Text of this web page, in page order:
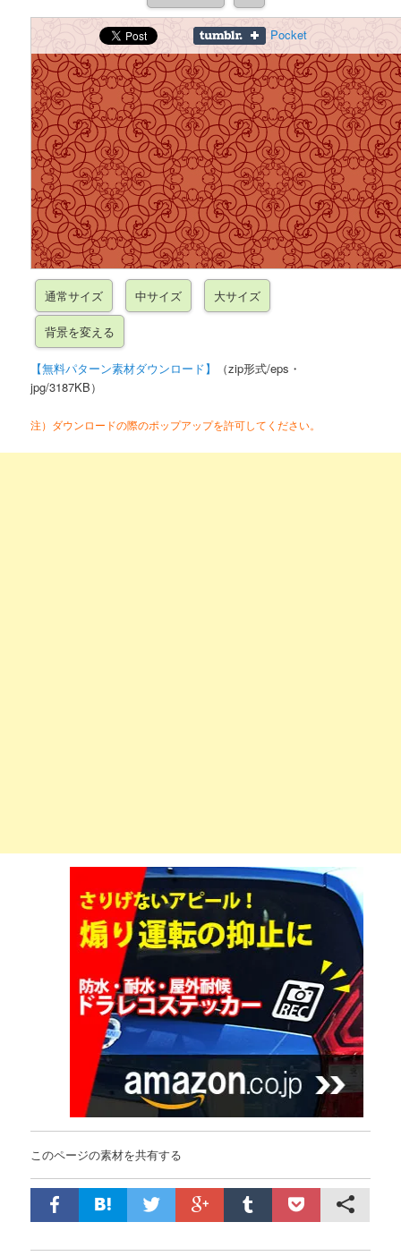
Pocket
【無料パターン素材ダウンロード】
（zip形式/eps・
jpg/3187KB）
注）ダウンロードの際のポップアップを許可してください。
このページの素材を共有する